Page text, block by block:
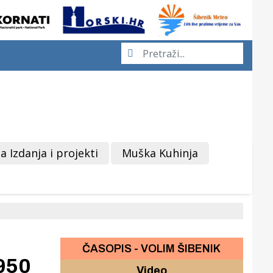
Izdanja i projekti
Muška Kuhinja
ČASOPIS - VOLIM ŠIBENIK
Video